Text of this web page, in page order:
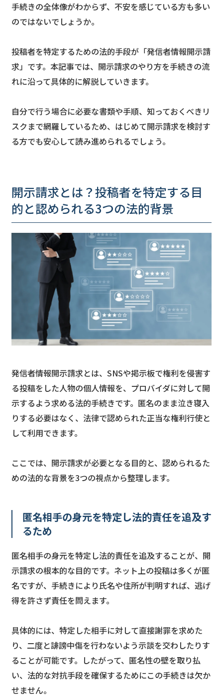
手続きの全体像がわからず、不安を感じている方も多い
のではないでしょうか。
投稿者を特定するための法的手段が「発信者情報開示請
求」です。本記事では、開示請求のやり方を手続きの流
れに沿って具体的に解説していきます。
自分で行う場合に必要な書類や手順、知っておくべきリ
スクまで網羅しているため、はじめて開示請求を検討す
る方でも安心して読み進められるでしょう。
開示請求とは？投稿者を特定する目
的と認められる3つの法的背景
発信者情報開示請求とは、SNSや掲示板で権利を侵害す
る投稿をした人物の個人情報を、プロバイダに対して開
示するよう求める法的手続きです。匿名のまま泣き寝入
りする必要はなく、法律で認められた正当な権利行使と
して利用できます。
ここでは、開示請求が必要となる目的と、認められるた
めの法的な背景を3つの視点から整理します。
匿名相手の身元を特定し法的責任を追及す
るため
匿名相手の身元を特定し法的責任を追及することが、開
示請求の根本的な目的です。ネット上の投稿は多くが匿
名ですが、手続きにより氏名や住所が判明すれば、逃げ
得を許さず責任を問えます。
具体的には、特定した相手に対して直接謝罪を求めた
り、二度と誹謗中傷を行わないよう示談を交わしたりす
ることが可能です。したがって、匿名性の壁を取り払
い、法的な対抗手段を確保するためにこの手続きは欠か
せません。